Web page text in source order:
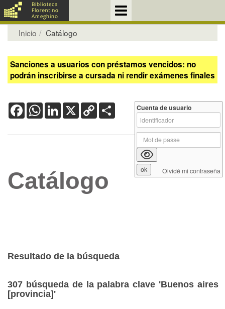
Inicio Catálogo
Sanciones a usuarios con préstamos vencidos: no
podrán inscribirse a cursada ni rendir exámenes finales
FacebookWhatsApp
LinkedIn
X Copy
Link
Catálogo
Resultado de la búsqueda
307 búsqueda de la palabra clave 'Buenos aires
[provincia]'
Cuenta de usuario
Olvidé mi contraseña